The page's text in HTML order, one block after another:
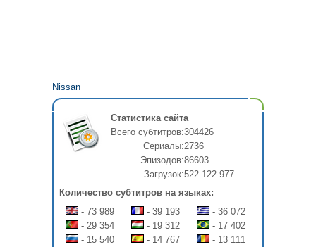
Nissan
Статистика сайта
Всего субтитров:304426
Сериалы:2736
Эпизодов:86603
Загрузок:522 122 977
Количество субтитров на языках:
- 73 989
- 39 193
- 36 072
- 29 354
- 19 312
- 17 402
- 15 540
- 14 767 - 13 111